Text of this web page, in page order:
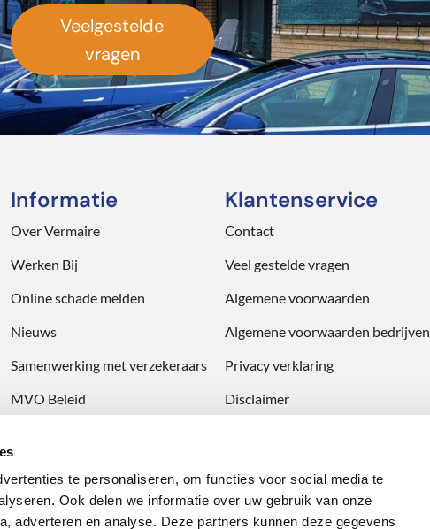
te personaliseren, om functies voor social media te
Ook delen we informatie over uw gebruik van onze
adverteren en analyse. Deze partners kunnen deze gegevens
Veelgestelde
vragen
Informatie
Over Vermaire
Werken Bij
Online schade melden
Nieuws
Samenwerking met verzekeraars
MVO Beleid
Klantenservice
Contact
Veel gestelde vragen
Algemene voorwaarden
Algemene voorwaarden bedrijven
Privacy verklaring
Disclaimer